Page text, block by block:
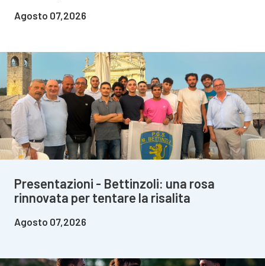
Agosto 07,2026
Presentazioni - Bettinzoli: una rosa
rinnovata per tentare la risalita
Agosto 07,2026